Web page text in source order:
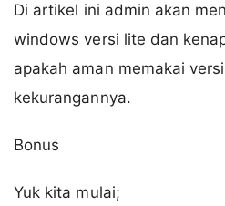
Di artikel ini admin akan
windows versi lite dan
apakah aman memakai
kekurangannya.
Bonus
Yuk kita mulai;